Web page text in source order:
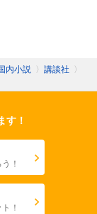
内小説 〉 講談社 〉
す！
！
！